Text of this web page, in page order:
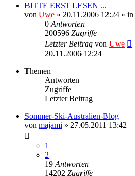
BITTE ERST LESEN ...
von Uwe » 20.11.2006 12:24 » in
0 Antworten
200596 Zugriffe
Letzter Beitrag von Uwe
20.11.2006 12:24
Themen
Antworten
Zugriffe
Letzter Beitrag
Sommer-Ski-Australien-Blog
von majami » 27.05.2011 13:42
1
2
19 Antworten
14202 Zugriffe